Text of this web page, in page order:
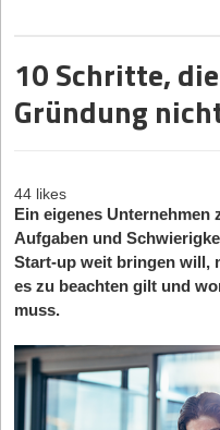
10 Schritte,
Gründung
44 likes
Ein eigenes
Aufgaben und
Start-up weit bringen will,
es zu beachten gilt und
muss.